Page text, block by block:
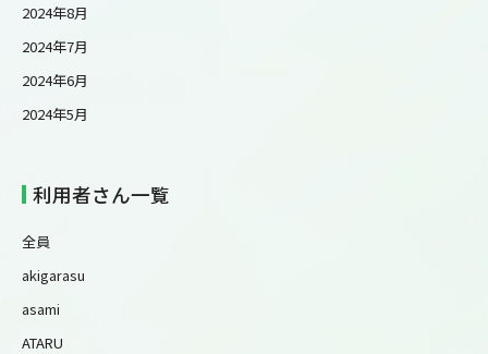
2024年8月
2024年7月
2024年6月
2024年5月
利用者さん一覧
全員
akigarasu
asami
ATARU